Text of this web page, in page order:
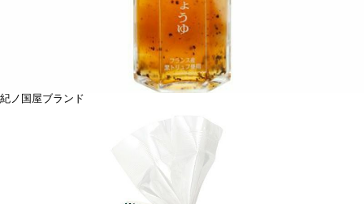
紀ノ国屋ブランド